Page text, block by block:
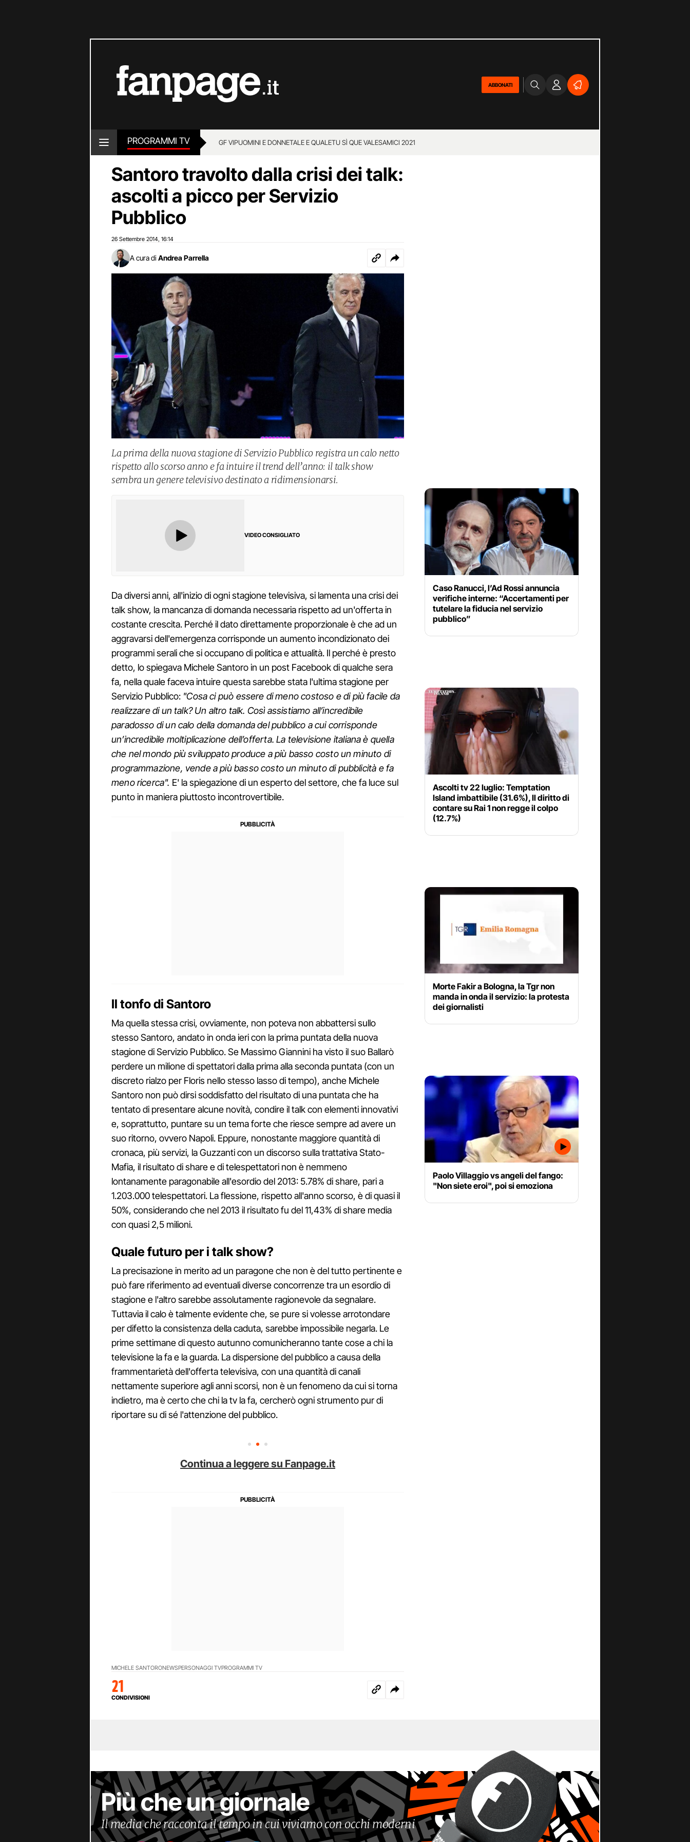
ABBONATI
PROGRAMMI TV GF VIPUOMINI E DONNETALE E QUALETU SÌ QUE VALESAMICI 2021
Santoro travolto dalla crisi dei talk:
ascolti a picco per Servizio
Pubblico
26 Settembre 2014 16:14
A cura di Andrea Parrella
La prima della nuova stagione di Servizio Pubblico registra un calo netto
rispetto allo scorso anno e fa intuire il trend dell’anno: il talk show
sembra un genere televisivo destinato a ridimensionarsi.
VIDEO CONSIGLIATO
Da diversi anni, all'inizio di ogni stagione televisiva, si lamenta una crisi dei
talk show, la mancanza di domanda necessaria rispetto ad un'offerta in
costante crescita. Perché il dato direttamente proporzionale è che ad un
aggravarsi dell'emergenza corrisponde un aumento incondizionato dei
programmi serali che si occupano di politica e attualità. Il perché è presto
detto, lo spiegava Michele Santoro in un post Facebook di qualche sera
fa, nella quale faceva intuire questa sarebbe stata l'ultima stagione per
Servizio Pubblico: "Cosa ci può essere di meno costoso e di più facile da
realizzare di un talk? Un altro talk. Così assistiamo all’incredibile
paradosso di un calo della domanda del pubblico a cui corrisponde
un’incredibile moltiplicazione dell’offerta. La televisione italiana è quella
che nel mondo più sviluppato produce a più basso costo un minuto di
programmazione, vende a più basso costo un minuto di pubblicità e fa
meno ricerca". E' la spiegazione di un esperto del settore, che fa luce sul
punto in maniera piuttosto incontrovertibile.
Il tonfo di Santoro
Ma quella stessa crisi, ovviamente, non poteva non abbattersi sullo
stesso Santoro, andato in onda ieri con la prima puntata della nuova
stagione di Servizio Pubblico. Se Massimo Giannini ha visto il suo Ballarò
perdere un milione di spettatori dalla prima alla seconda puntata (con un
discreto rialzo per Floris nello stesso lasso di tempo), anche Michele
Santoro non può dirsi soddisfatto del risultato di una puntata che ha
tentato di presentare alcune novità, condire il talk con elementi innovativi
e, soprattutto, puntare su un tema forte che riesce sempre ad avere un
suo ritorno, ovvero Napoli. Eppure, nonostante maggiore quantità di
cronaca, più servizi, la Guzzanti con un discorso sulla trattativa Stato-
Mafia, il risultato di share e di telespettatori non è nemmeno
lontanamente paragonabile all'esordio del 2013: 5.78% di share, pari a
1.203.000 telespettatori. La flessione, rispetto all'anno scorso, è di quasi il
50%, considerando che nel 2013 il risultato fu del 11,43% di share media
con quasi 2,5 milioni.
Quale futuro per i talk show?
La precisazione in merito ad un paragone che non è del tutto pertinente e
può fare riferimento ad eventuali diverse concorrenze tra un esordio di
stagione e l'altro sarebbe assolutamente ragionevole da segnalare.
Tuttavia il calo è talmente evidente che, se pure si volesse arrotondare
per difetto la consistenza della caduta, sarebbe impossibile negarla. Le
prime settimane di questo autunno comunicheranno tante cose a chi la
televisione la fa e la guarda. La dispersione del pubblico a causa della
frammentarietà dell'offerta televisiva, con una quantità di canali
nettamente superiore agli anni scorsi, non è un fenomeno da cui si torna
indietro, ma è certo che chi la tv la fa, cercherò ogni strumento pur di
riportare su di sé l'attenzione del pubblico.
Continua a leggere su Fanpage.it
MICHELE SANTORONEWSPERSONAGGI TVPROGRAMMI TV
21
CONDIVISIONI
Caso Ranucci, l’Ad Rossi annuncia
verifiche interne: “Accertamenti per
tutelare la fiducia nel servizio
pubblico”
Ascolti tv 22 luglio: Temptation
Island imbattibile (31.6%), Il diritto di
contare su Rai 1 non regge il colpo
(12.7%)
Morte Fakir a Bologna, la Tgr non
manda in onda il servizio: la protesta
dei giornalisti
Paolo Villaggio vs angeli del fango:
"Non siete eroi", poi si emoziona
Più che un giornale
Il media che racconta il tempo in cui viviamo con occhi moderni